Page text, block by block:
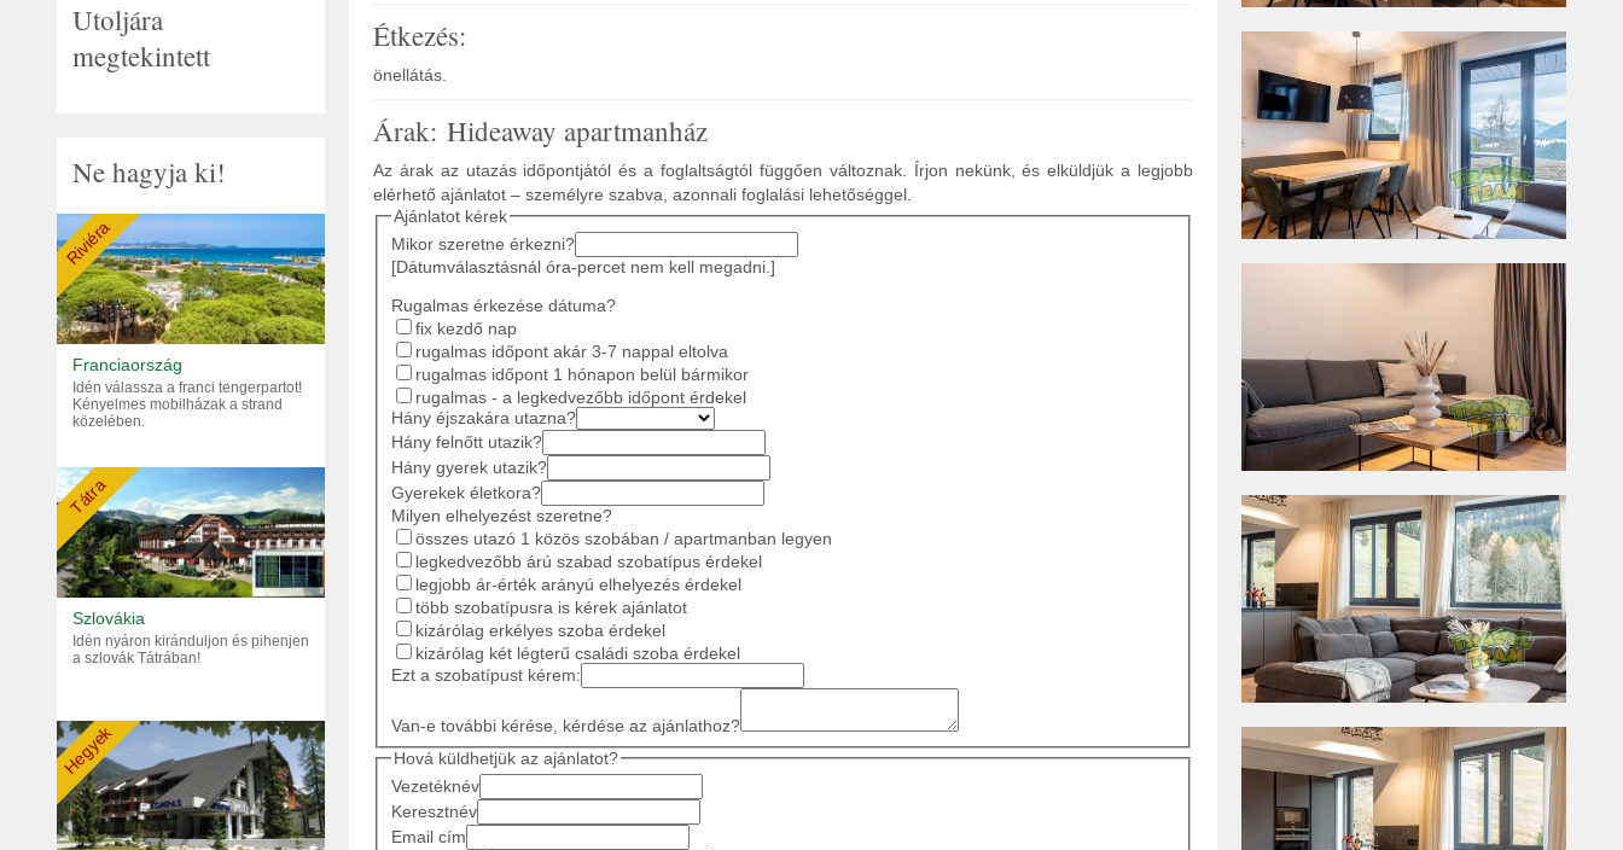
Utoljára
megtekintett
Ne hagyja ki!
Riviéra
Franciaország
Idén válassza a franci tengerpartot!
Kényelmes mobilházak a strand
közelében.
Tátra
Szlovákia
Idén nyáron kiránduljon és pihenjen
a szlovák Tátrában!
Hegyek
Étkezés:
önellátás.
Árak: Hideaway apartmanház
Az árak az utazás időpontjától és a foglaltságtól függően változnak. Írjon nekünk, és elküldjük a legjobb
elérhető ajánlatot – személyre szabva, azonnali foglalási lehetőséggel.
Ajánlatot kérek
Mikor szeretne érkezni?
[Dátumválasztásnál óra-percet nem kell megadni.]
Rugalmas érkezése dátuma?
fix kezdő nap
rugalmas időpont akár 3-7 nappal eltolva
rugalmas időpont 1 hónapon belül bármikor
rugalmas - a legkedvezőbb időpont érdekel
Hány éjszakára utazna?
Hány felnőtt utazik?
Hány gyerek utazik?
Gyerekek életkora?
Milyen elhelyezést szeretne?
összes utazó 1 közös szobában / apartmanban legyen
legkedvezőbb árú szabad szobatípus érdekel
legjobb ár-érték arányú elhelyezés érdekel
több szobatípusra is kérek ajánlatot
kizárólag erkélyes szoba érdekel
kizárólag két légterű családi szoba érdekel
Ezt a szobatípust kérem:
Van-e további kérése, kérdése az ajánlathoz?
Hová küldhetjük az ajánlatot?
Vezetéknév
Keresztnév
Email cím